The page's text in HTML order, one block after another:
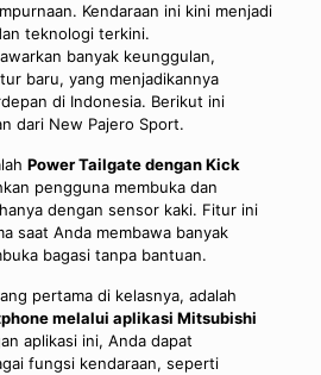
Kendaraan ini kini menjadi
teknologi terkini.
banyak keunggulan,
baru, yang menjadikannya
di Indonesia. Berikut ini
dari New Pajero Sport.
Power Tailgate dengan Kick
pengguna membuka dan
dengan sensor kaki. Fitur ini
saat Anda membawa banyak
bagasi tanpa bantuan.
pertama di kelasnya, adalah
melalui aplikasi Mitsubishi
aplikasi ini, Anda dapat
fungsi kendaraan, seperti